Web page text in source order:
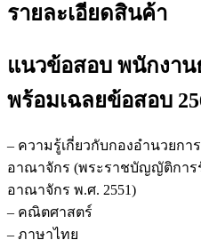
รายละเอียดสินค้า
แนวข้อสอบ พนักงาน
พร้อมเฉลยข้อสอบ
– ความรู้เกี่ยวกับกองอำนวยก
อาณาจักร (พระราชบัญญัติกา
อาณาจักร พ.ศ. 2551)
– คณิตศาสตร์
– ภาษาไทย